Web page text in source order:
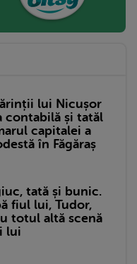
lui Nicușor
contabilă și tatăl
capitalei a
în Făgăraș
tată și bunic.
fiul lui, Tudor,
totul altă scenă
lui